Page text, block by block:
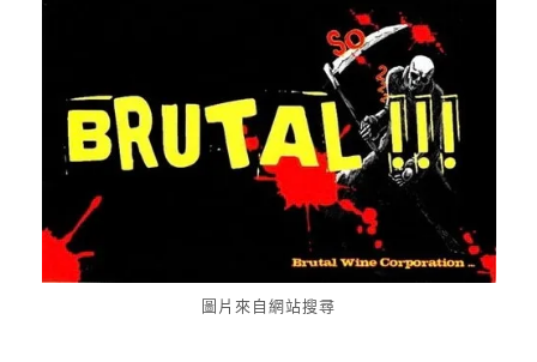
圖片來自網站搜尋